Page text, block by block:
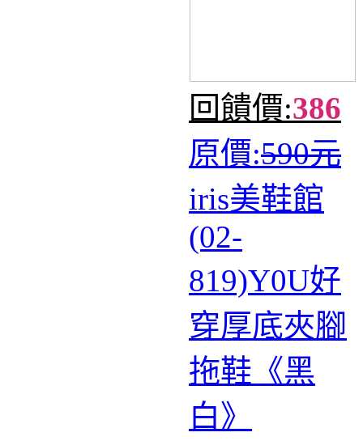
回饋價:386
原價:590元
iris美鞋館
(02-
819)Y0U好
穿厚底夾腳
拖鞋《黑
白》